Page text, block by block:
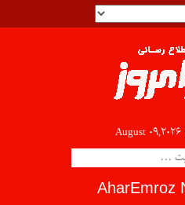
August 09,2026 |
AharEmroz